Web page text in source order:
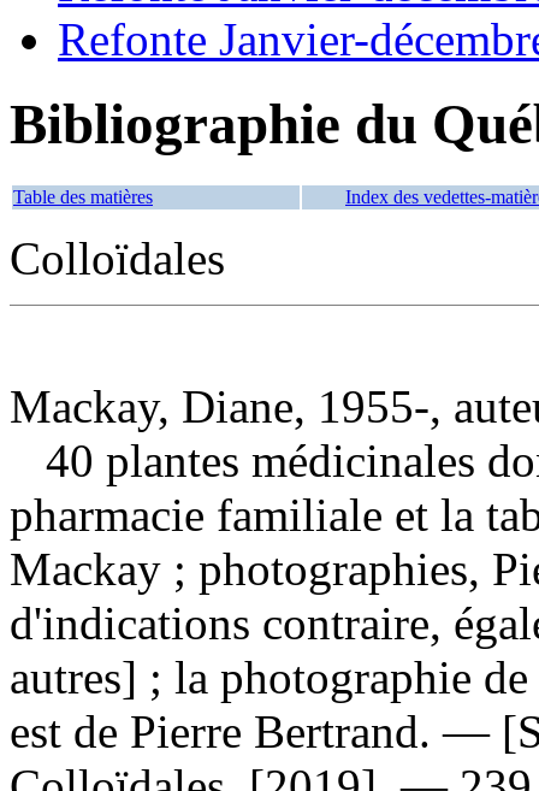
Refonte Janvier-
Bibliographie du
Table des matières Index des vedettes-
Colloïdales
Mackay, Diane, 1955-,
40 plantes médicinales
pharmacie familiale et la
Mackay ; photographies,
d'indications contraire,
autres] ; la photographie
est de Pierre Bertrand. —